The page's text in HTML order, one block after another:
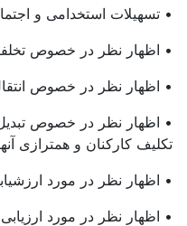
• تسهیلات استخدامی و
• اظهار نظر در خصوص
• اظهار نظر در خصوص
• اظهار نظر در خصوص
تکلیف کارکنان و همترازی
• اظهار نظر در مورد
• اظهار نظر در مورد